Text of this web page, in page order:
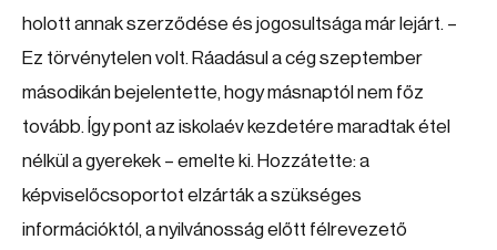
holott annak szerződése és jogosultsága már lejárt. –
Ez törvénytelen volt. Ráadásul a cég szeptember
másodikán bejelentette, hogy másnaptól nem főz
tovább. Így pont az iskolaév kezdetére maradtak étel
nélkül a gyerekek – emelte ki. Hozzátette: a
képviselőcsoportot elzárták a szükséges
információktól, a nyilvánosság előtt félrevezető